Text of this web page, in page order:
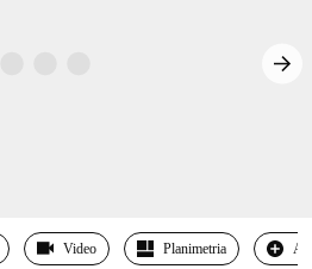
Video Planimetria